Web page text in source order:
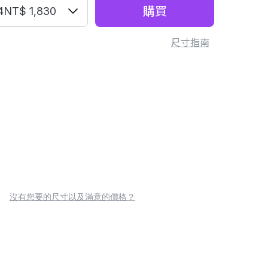
NT$ 1,830 購買
尺寸指南
沒有您要的尺寸以及滿意的價格？